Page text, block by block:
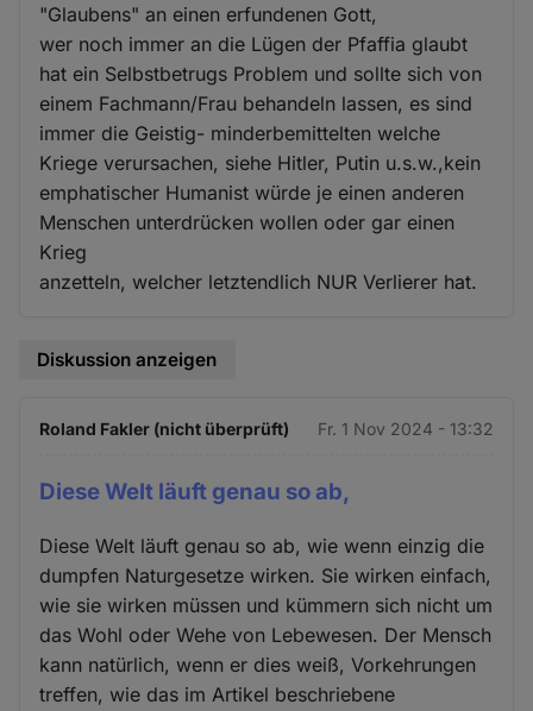
"Glaubens" an einen erfundenen Gott,
wer noch immer an die Lügen der Pfaffia glaubt
hat ein Selbstbetrugs Problem und sollte sich von
einem Fachmann/Frau behandeln lassen, es sind
immer die Geistig- minderbemittelten welche
Kriege verursachen, siehe Hitler, Putin u.s.w.,kein
emphatischer Humanist würde je einen anderen
Menschen unterdrücken wollen oder gar einen
Krieg
anzetteln, welcher letztendlich NUR Verlierer hat.
Diskussion anzeigen
Roland Fakler (nicht überprüft) Fr. 1 Nov 2024 - 13:32
Diese Welt läuft genau so ab,
Diese Welt läuft genau so ab, wie wenn einzig die
dumpfen Naturgesetze wirken. Sie wirken einfach,
wie sie wirken müssen und kümmern sich nicht um
das Wohl oder Wehe von Lebewesen. Der Mensch
kann natürlich, wenn er dies weiß, Vorkehrungen
treffen, wie das im Artikel beschriebene